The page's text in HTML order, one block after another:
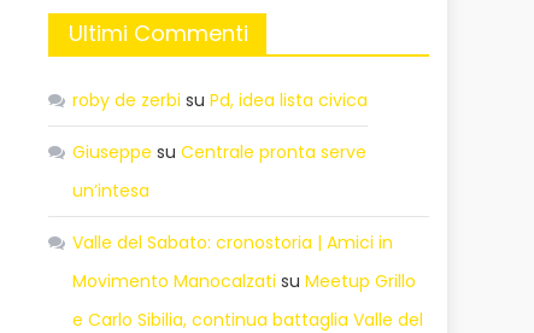
Ultimi Commenti
roby de zerbi suPd, idea lista civica
Giuseppe suCentrale pronta serve
un’intesa
Valle del Sabato: cronostoria | Amici in
Movimento Manocalzati suMeetup Grillo
e Carlo Sibilia, continua battaglia Valle del